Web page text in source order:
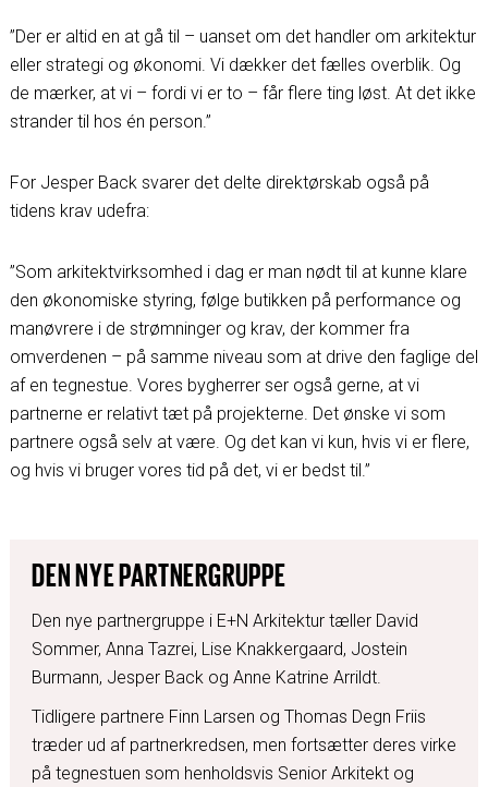
”Der er altid en at gå til – uanset om det handler om arkitektur
eller strategi og økonomi. Vi dækker det fælles overblik. Og
de mærker, at vi – fordi vi er to – får flere ting løst. At det ikke
strander til hos én person.”
For Jesper Back svarer det delte direktørskab også på
tidens krav udefra:
”Som arkitektvirksomhed i dag er man nødt til at kunne klare
den økonomiske styring, følge butikken på performance og
manøvrere i de strømninger og krav, der kommer fra
omverdenen – på samme niveau som at drive den faglige del
af en tegnestue. Vores bygherrer ser også gerne, at vi
partnerne er relativt tæt på projekterne. Det ønske vi som
partnere også selv at være. Og det kan vi kun, hvis vi er flere,
og hvis vi bruger vores tid på det, vi er bedst til.”
DEN NYE PARTNERGRUPPE
Den nye partnergruppe i E+N Arkitektur tæller David
Sommer, Anna Tazrei, Lise Knakkergaard, Jostein
Burmann, Jesper Back og Anne Katrine Arrildt.
Tidligere partnere Finn Larsen og Thomas Degn Friis
træder ud af partnerkredsen, men fortsætter deres virke
på tegnestuen som henholdsvis Senior Arkitekt og